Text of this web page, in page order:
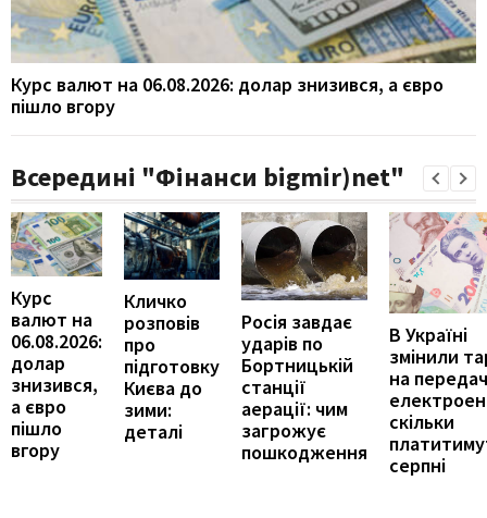
Курс валют на 06.08.2026: долар знизився, а євро
пішло вгору
Всередині "Фінанси bigmir)net"
Курс
валют на
06.08.2026:
долар
знизився,
а євро
пішло
вгору
Кличко
розповів
про
підготовку
Києва до
зими:
деталі
Росія завдає
ударів по
Бортницькій
станції
аерації: чим
загрожує
пошкодження
В Україні
змінили
на
скільки
серпні